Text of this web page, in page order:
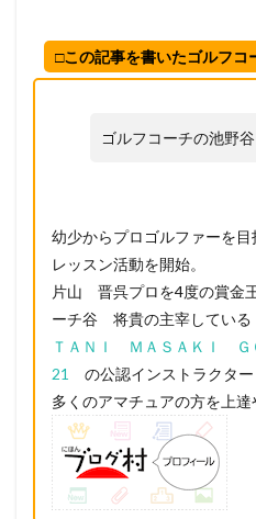
□この記事を書いたゴルフコ
ゴルフコーチの池野
幼少からプロゴルファーを
レッスン活動を開始。
片山 晋呉プロを4度の賞金
ーチ谷 将貴の主宰している
ＴＡＮＩ ＭＡＳＡＫＩ
21
の公認インストラクター
多くのアマチュアの方を上達